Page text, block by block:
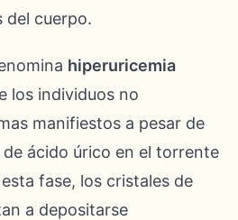
del cuerpo.
hiperuricemia
los individuos no
manifiestos a pesar de
de ácido úrico en el torrente
fase, los cristales de
a depositarse